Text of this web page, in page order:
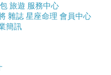
點了最熟悉的 人份套餐組合。
旅遊 服務中心
雜誌 星座命理 會員中心
簡訊